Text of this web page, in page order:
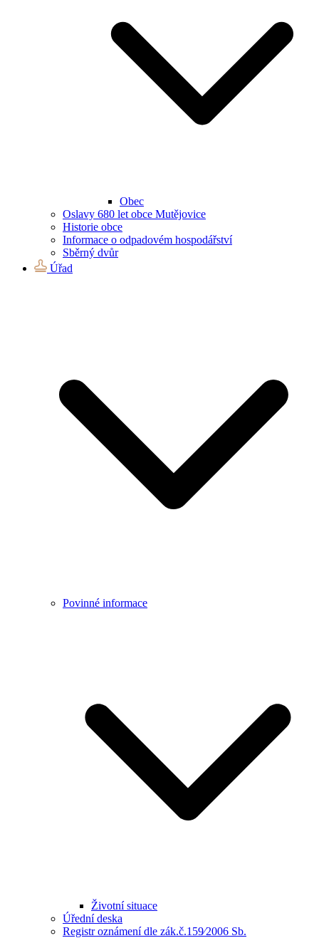
Obec
Oslavy 680 let obce Mutějovice
Historie obce
Informace o odpadovém hospodářství
Sběrný dvůr
Úřad
Povinné informace
Životní situace
Úřední deska
Registr oznámení dle zák.č.159⁄2006 Sb.